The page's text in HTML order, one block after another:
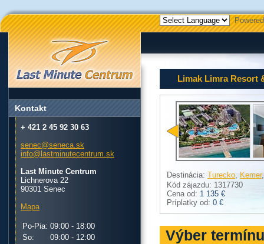
Limak Limra Resort
Destinácia: Turecko, Kemer
Kód zájazdu: 1317730
Cena od: 1 135 €
Príplatky od: 0 €
Výber termínu
Kontakt
+ 421 2 45 92 30 63
senec@seneca.sk
info@lastminutecentrum.sk
Last Minute Centrum
Lichnerova 22
90301 Senec
Mapa
Po-Pia: 09:00 - 18:00
So:
09:00 - 12:00